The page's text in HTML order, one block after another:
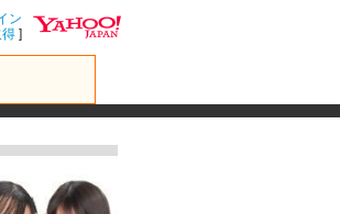
ン
]